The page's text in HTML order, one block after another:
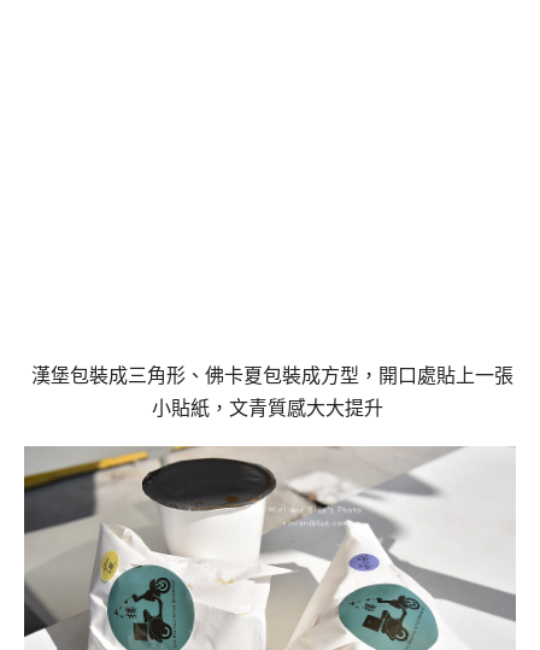
漢堡包裝成三角形、佛卡夏包裝成方型，開口處貼上一張
小貼紙，文青質感大大提升